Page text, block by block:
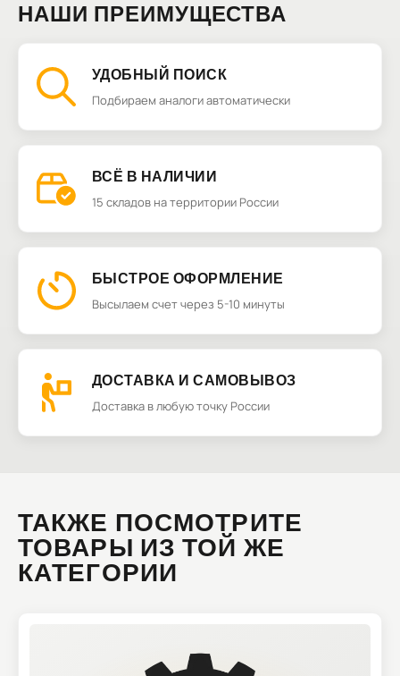
НАШИ ПРЕИМУЩЕСТВА
УДОБНЫЙ ПОИСК
Подбираем аналоги автоматически
ВСЁ В НАЛИЧИИ
15 складов на территории России
БЫСТРОЕ ОФОРМЛЕНИЕ
Высылаем счет через 5-10 минуты
ДОСТАВКА И САМОВЫВОЗ
Доставка в любую точку России
ТАКЖЕ ПОСМОТРИТЕ
ТОВАРЫ ИЗ ТОЙ ЖЕ
КАТЕГОРИИ